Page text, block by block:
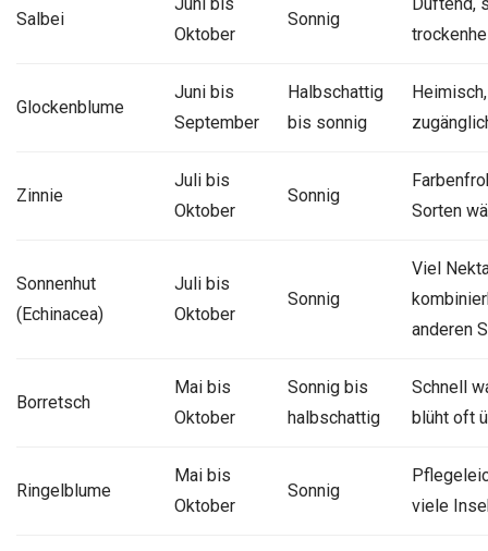
Salbei
Oktober
Sonnig
Glockenblume
Juni bis
September
Halbschattig
bis sonnig
Zinnie
Juli bis
Oktober
Sonnig
Sorten
Sonnenhut
(Echinacea)
Juli bis
Oktober
Sonnig
Viel
anderen
Borretsch
Mai bis
Oktober
Sonnig bis
halbschattig
Schnell
blüht oft
Ringelblume
Mai bis
Oktober
Sonnig
viele